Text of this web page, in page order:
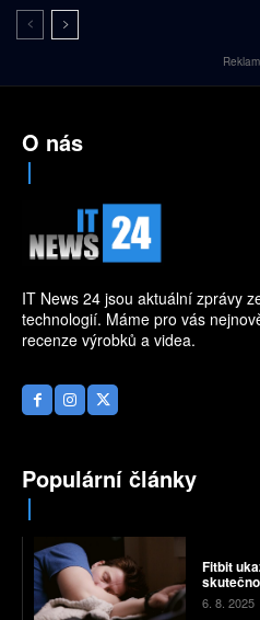
O nás
IT News 24 jsou aktuální zprávy
technologií. Máme pro vás
recenze výrobků a videa.
Populární články
Fitbit
6. 8. 2025